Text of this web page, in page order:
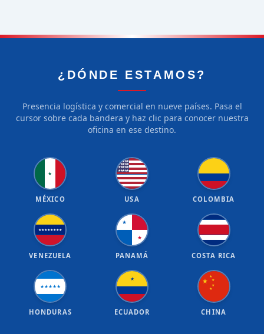
¿DÓNDE ESTAMOS?
Presencia logística y comercial en nueve países. Pasa el
cursor sobre cada bandera y haz clic para conocer nuestra
oficina en ese destino.
★
MÉXICO
★★★★★
★★★★★
★★★★★
★★★★★
USA COLOMBIA
★★★★★★★★
VENEZUELA
★
★
PANAMÁ COSTA RICA
★★★★★
HONDURAS
★
ECUADOR
★
★
★
★
★
CHINA